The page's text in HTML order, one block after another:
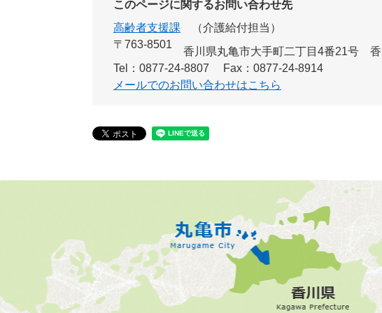
このページに関するお問い合わせ先
高齢者支援課
介護給付担当
〒763-8501
香川県丸亀市大手町二丁目4番21号
Tel：0877-24-8807
Fax：0877-24-8914
メールでのお問い合わせはこちら